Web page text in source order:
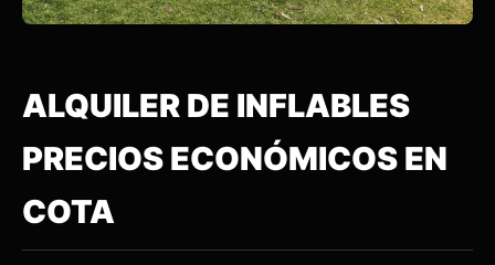
ALQUILER DE INFLABLES
PRECIOS ECONÓMICOS EN
COTA